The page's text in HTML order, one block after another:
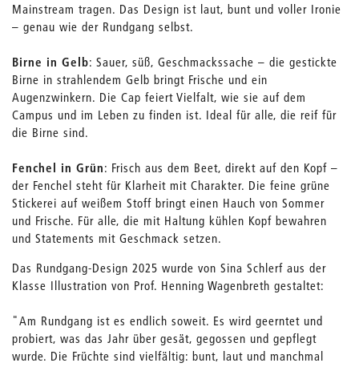
Mainstream tragen. Das Design ist laut, bunt und voller Ironie
– genau wie der Rundgang selbst.
Birne in Gelb: Sauer, süß, Geschmackssache – die gestickte
Birne in strahlendem Gelb bringt Frische und ein
Augenzwinkern. Die Cap feiert Vielfalt, wie sie auf dem
Campus und im Leben zu finden ist. Ideal für alle, die reif für
die Birne sind.
Fenchel in Grün: Frisch aus dem Beet, direkt auf den Kopf –
der Fenchel steht für Klarheit mit Charakter. Die feine grüne
Stickerei auf weißem Stoff bringt einen Hauch von Sommer
und Frische. Für alle, die mit Haltung kühlen Kopf bewahren
und Statements mit Geschmack setzen.
Das Rundgang-Design 2025 wurde von Sina Schlerf aus der
Klasse Illustration von Prof. Henning Wagenbreth gestaltet:
"Am Rundgang ist es endlich soweit. Es wird geerntet und
probiert, was das Jahr über gesät, gegossen und gepflegt
wurde. Die Früchte sind vielfältig: bunt, laut und manchmal